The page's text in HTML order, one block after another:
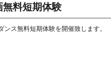
無料短期体験
ス無料短期体験を開催致します。